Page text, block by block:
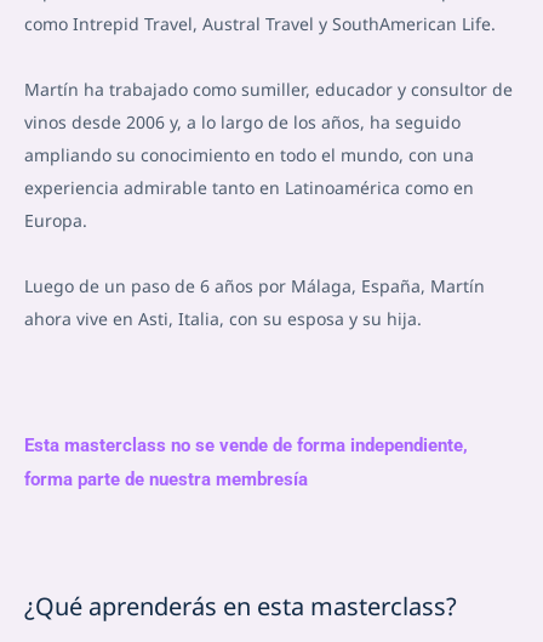
como Intrepid Travel, Austral Travel y SouthAmerican Life.
Martín ha trabajado como sumiller, educador y consultor de
vinos desde 2006 y, a lo largo de los años, ha seguido
ampliando su conocimiento en todo el mundo, con una
experiencia admirable tanto en Latinoamérica como en
Europa.
Luego de un paso de 6 años por Málaga, España, Martín
ahora vive en Asti, Italia, con su esposa y su hija.
Esta masterclass no se vende de forma independiente,
forma parte de nuestra membresía
¿Qué aprenderás en esta masterclass?